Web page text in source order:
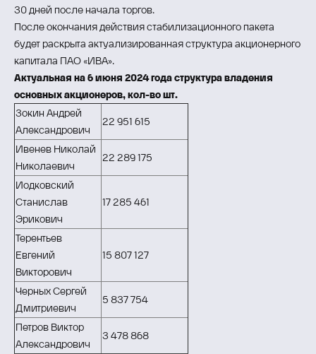
30 дней после начала торгов.
После окончания действия стабилизационного пакета
будет раскрыта актуализированная структура акционерного
капитала ПАО «ИВА».
Актуальная на 6 июня 2024 года структура владения
основных акционеров, кол-во шт.
Зокин Андрей
Александрович
22 951 615
Ивенев Николай
Николаевич
22 289 175
Иодковский
Станислав
Эрикович
17 285 461
Терентьев
Евгений
Викторович
15 807 127
Черных Сергей
Дмитриевич
5 837 754
Петров Виктор
Александрович
3 478 868